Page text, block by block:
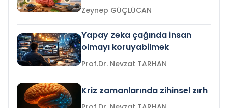
Zeynep GÜÇLÜCAN
Yapay zeka çağında insan
olmayı koruyabilmek
Prof.Dr. Nevzat TARHAN
Kriz zamanlarında zihinsel zırh